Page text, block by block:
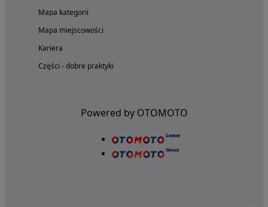
Mapa kategorii
Mapa miejscowości
Kariera
Części - dobre praktyki
Powered by OTOMOTO